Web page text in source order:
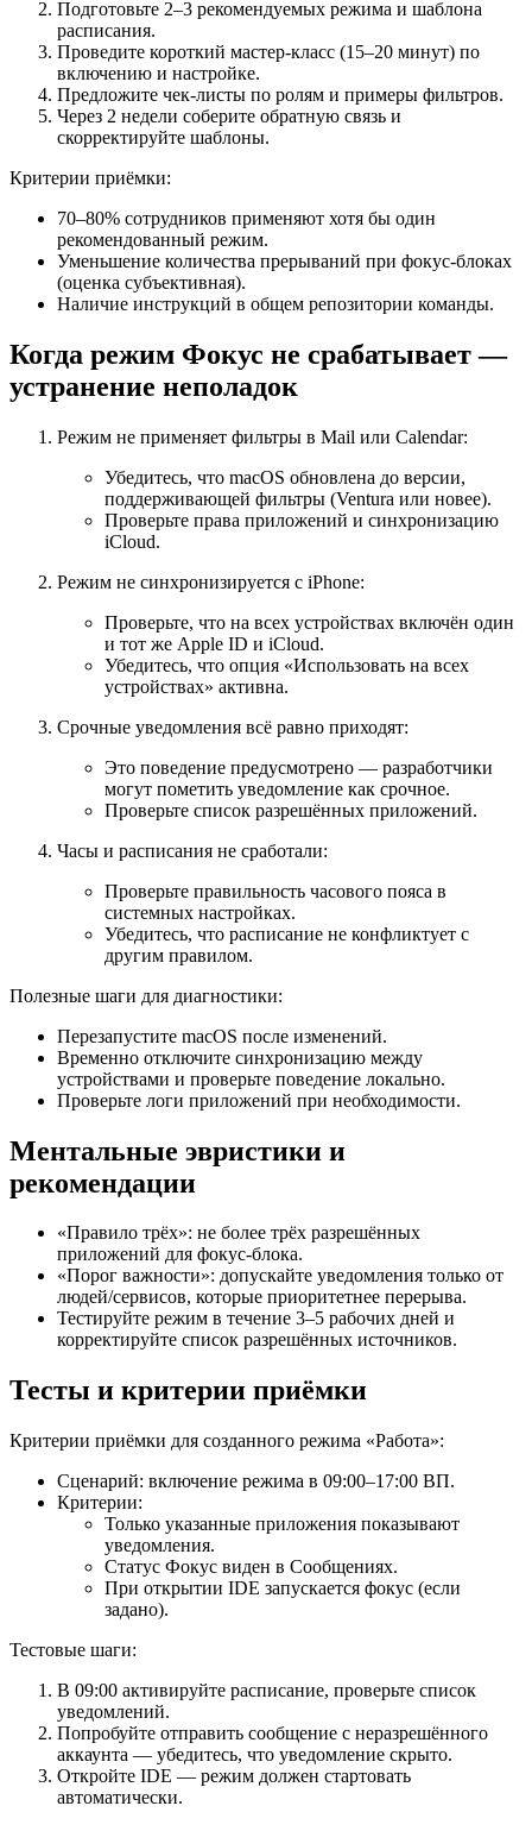
Подготовьте 2–3 рекомендуемых режима и шаблона
расписания.
Проведите короткий мастер-класс (15–20 минут) по
включению и настройке.
Предложите чек-листы по ролям и примеры фильтров.
Через 2 недели соберите обратную связь и
скорректируйте шаблоны.
Критерии приёмки:
70–80% сотрудников применяют хотя бы один
рекомендованный режим.
Уменьшение количества прерываний при фокус-блоках
(оценка субъективная).
Наличие инструкций в общем репозитории команды.
Когда режим Фокус не срабатывает —
устранение неполадок
Режим не применяет фильтры в Mail или Calendar:
Убедитесь, что macOS обновлена до версии,
поддерживающей фильтры (Ventura или новее).
Проверьте права приложений и синхронизацию
iCloud.
Режим не синхронизируется с iPhone:
Проверьте, что на всех устройствах включён один
и тот же Apple ID и iCloud.
Убедитесь, что опция «Использовать на всех
устройствах» активна.
Срочные уведомления всё равно приходят:
Это поведение предусмотрено — разработчики
могут пометить уведомление как срочное.
Проверьте список разрешённых приложений.
Часы и расписания не сработали:
Проверьте правильность часового пояса в
системных настройках.
Убедитесь, что расписание не конфликтует с
другим правилом.
Полезные шаги для диагностики:
Перезапустите macOS после изменений.
Временно отключите синхронизацию между
устройствами и проверьте поведение локально.
Проверьте логи приложений при необходимости.
Ментальные эвристики и
рекомендации
«Правило трёх»: не более трёх разрешённых
приложений для фокус-блока.
«Порог важности»: допускайте уведомления только от
людей/сервисов, которые приоритетнее перерыва.
Тестируйте режим в течение 3–5 рабочих дней и
корректируйте список разрешённых источников.
Тесты и критерии приёмки
Критерии приёмки для созданного режима «Работа»:
Сценарий: включение режима в 09:00–17:00 ВП.
Критерии:
Только указанные приложения показывают
уведомления.
Статус Фокус виден в Сообщениях.
При открытии IDE запускается фокус (если
задано).
Тестовые шаги:
В 09:00 активируйте расписание, проверьте список
уведомлений.
Попробуйте отправить сообщение с неразрешённого
аккаунта — убедитесь, что уведомление скрыто.
Откройте IDE — режим должен стартовать
автоматически.